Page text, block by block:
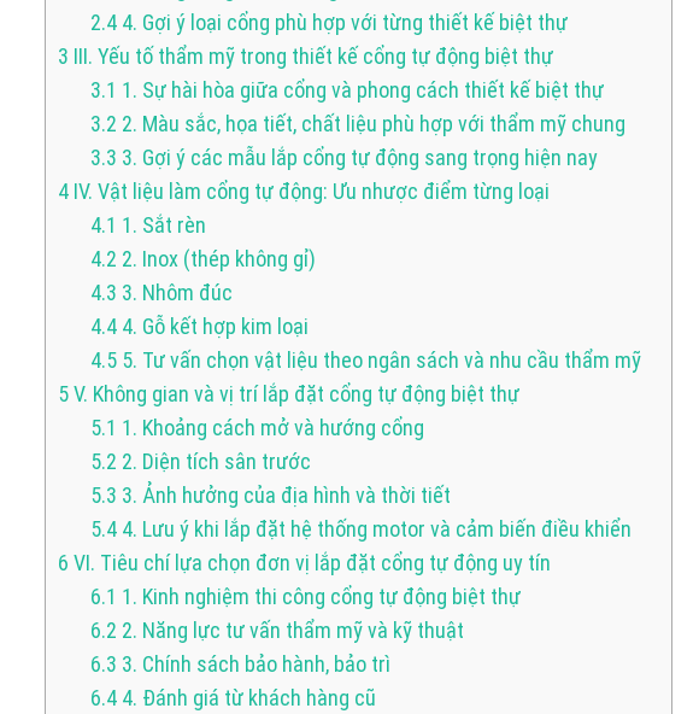
2.4 4. Gợi ý loại cổng phù hợp với từng thiết kế biệt thự
3 III. Yếu tố thẩm mỹ trong thiết kế cổng tự động biệt thự
3.1 1. Sự hài hòa giữa cổng và phong cách thiết kế biệt thự
3.2 2. Màu sắc, họa tiết, chất liệu phù hợp với thẩm mỹ chung
3.3 3. Gợi ý các mẫu lắp cổng tự động sang trọng hiện nay
4 IV. Vật liệu làm cổng tự động: Ưu nhược điểm từng loại
4.1 1. Sắt rèn
4.2 2. Inox (thép không gỉ)
4.3 3. Nhôm đúc
4.4 4. Gỗ kết hợp kim loại
4.5 5. Tư vấn chọn vật liệu theo ngân sách và nhu cầu thẩm mỹ
5V. Không gian và vị trí lắp đặt cổng tự động biệt thự
5.1 1. Khoảng cách mở và hướng cổng
5.2 2. Diện tích sân trước
5.3 3. Ảnh hưởng của địa hình và thời tiết
5.4 4. Lưu ý khi lắp đặt hệ thống motor và cảm biến điều khiển
6 VI. Tiêu chí lựa chọn đơn vị lắp đặt cổng tự động uy tín
6.1 1. Kinh nghiệm thi công cổng tự động biệt thự
6.2 2. Năng lực tư vấn thẩm mỹ và kỹ thuật
6.3 3. Chính sách bảo hành, bảo trì
6.4 4. Đánh giá từ khách hàng cũ